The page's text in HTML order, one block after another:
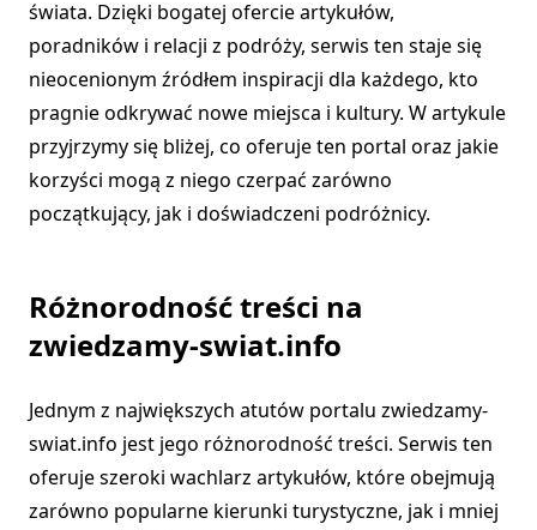
świata. Dzięki bogatej ofercie artykułów,
poradników i relacji z podróży, serwis ten staje się
nieocenionym źródłem inspiracji dla każdego, kto
pragnie odkrywać nowe miejsca i kultury. W artykule
przyjrzymy się bliżej, co oferuje ten portal oraz jakie
korzyści mogą z niego czerpać zarówno
początkujący, jak i doświadczeni podróżnicy.
Różnorodność treści na
zwiedzamy-swiat.info
Jednym z największych atutów portalu zwiedzamy-
swiat.info jest jego różnorodność treści. Serwis ten
oferuje szeroki wachlarz artykułów, które obejmują
zarówno popularne kierunki turystyczne, jak i mniej